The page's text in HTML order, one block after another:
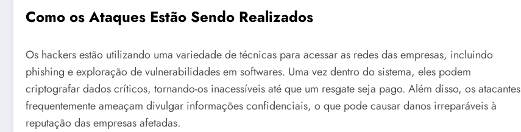
Como os Ataques Estão Sendo Realizados
Os hackers estão utilizando uma variedade de técnicas para acessar as redes das empresas, incluindo
phishing e exploração de vulnerabilidades em softwares. Uma vez dentro do sistema, eles podem
criptografar dados críticos, tornando-os inacessíveis até que um resgate seja pago. Além disso, os atacantes
frequentemente ameaçam divulgar informações confidenciais, o que pode causar danos irreparáveis à
reputação das empresas afetadas.